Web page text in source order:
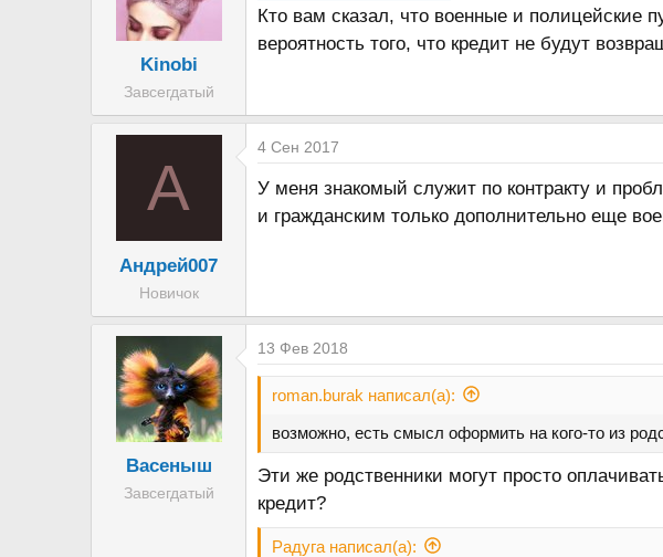
Kinobi
Завсегдатый
Кто вам сказал, что военные и полицейские
вероятность того, что кредит не будут
А
Андрей007
Новичок
4 Сен 2017
У меня знакомый служит по контракту и
и гражданским только дополнительно еще
Васеныш
Завсегдатый
13 Фев 2018
roman.burak написал(а):
возможно, есть смысл оформить на кого-то из
Эти же родственники могут просто
кредит?
Радуга написал(а):